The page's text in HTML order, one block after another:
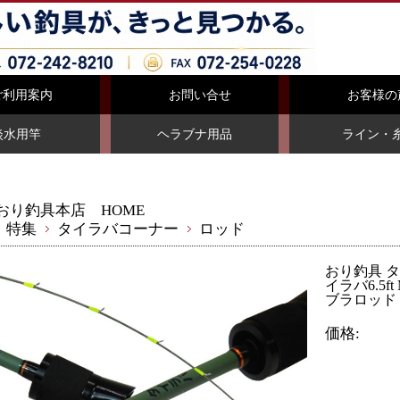
利用案内 お問い合せ お客様の
水用竿 ヘラブナ用品 ライン・
り釣具本店 HOME
特集
タイラバコーナー ロッド
おり釣具
イラバ6.5ft
ブラロッ
価格: